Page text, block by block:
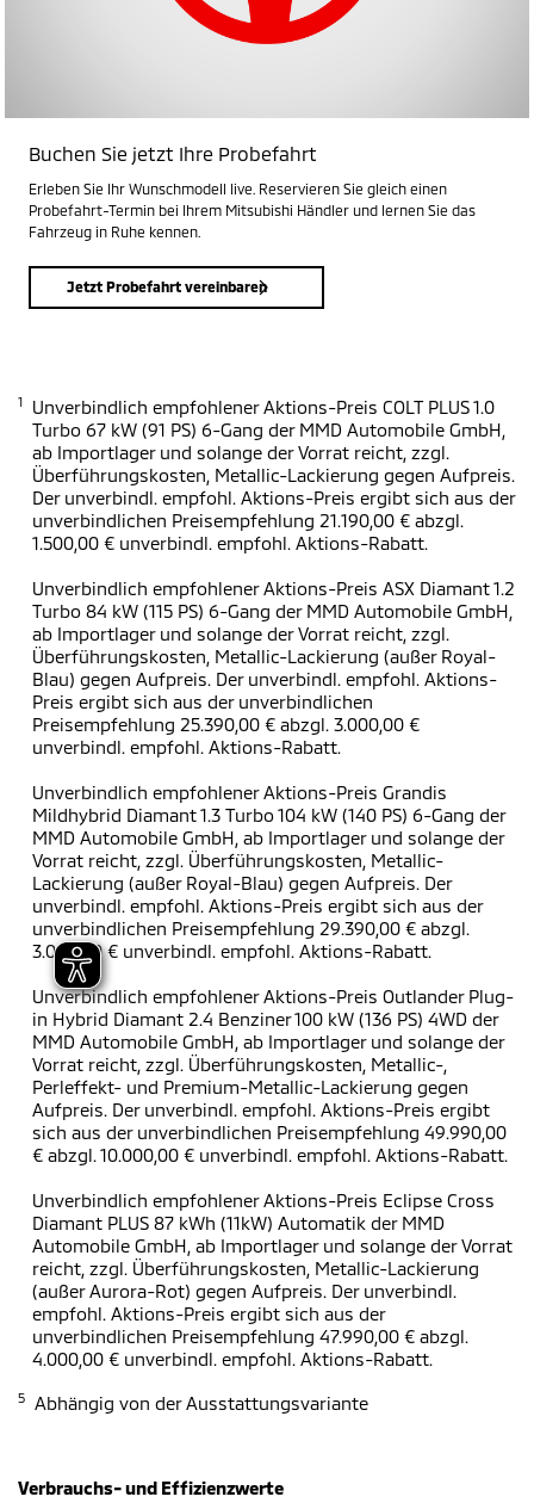
Buchen Sie jetzt Ihre Probefahrt
Erleben Sie Ihr Wunschmodell live. Reservieren Sie gleich einen
Probefahrt-Termin bei Ihrem Mitsubishi Händler und lernen Sie das
Fahrzeug in Ruhe kennen.
Jetzt Probefahrt vereinbaren
1
Unverbindlich empfohlener Aktions-Preis COLT PLUS 1.0
Turbo 67 kW (91 PS) 6-Gang der MMD Automobile GmbH,
ab Importlager und solange der Vorrat reicht, zzgl.
Überführungskosten, Metallic-Lackierung gegen Aufpreis.
Der unverbindl. empfohl. Aktions-Preis ergibt sich aus der
unverbindlichen Preisempfehlung 21.190,00 € abzgl.
1.500,00 € unverbindl. empfohl. Aktions-Rabatt.
Unverbindlich empfohlener Aktions-Preis ASX Diamant 1.2
Turbo 84 kW (115 PS) 6-Gang der MMD Automobile GmbH,
ab Importlager und solange der Vorrat reicht, zzgl.
Überführungskosten, Metallic-Lackierung (außer Royal-
Blau) gegen Aufpreis. Der unverbindl. empfohl. Aktions-
Preis ergibt sich aus der unverbindlichen
Preisempfehlung 25.390,00 € abzgl. 3.000,00 €
unverbindl. empfohl. Aktions-Rabatt.
Unverbindlich empfohlener Aktions-Preis Grandis
Mildhybrid Diamant 1.3 Turbo 104 kW (140 PS) 6-Gang der
MMD Automobile GmbH, ab Importlager und solange der
Vorrat reicht, zzgl. Überführungskosten, Metallic-
Lackierung (außer Royal-Blau) gegen Aufpreis. Der
unverbindl. empfohl. Aktions-Preis ergibt sich aus der
unverbindlichen Preisempfehlung 29.390,00 € abzgl.
3.000,00 € unverbindl. empfohl. Aktions-Rabatt.
Unverbindlich empfohlener Aktions-Preis Outlander Plug-
in Hybrid Diamant 2.4 Benziner 100 kW (136 PS) 4WD der
MMD Automobile GmbH, ab Importlager und solange der
Vorrat reicht, zzgl. Überführungskosten, Metallic-,
Perleffekt- und Premium-Metallic-Lackierung gegen
Aufpreis. Der unverbindl. empfohl. Aktions-Preis ergibt
sich aus der unverbindlichen Preisempfehlung 49.990,00
€ abzgl. 10.000,00 € unverbindl. empfohl. Aktions-Rabatt.
Unverbindlich empfohlener Aktions-Preis Eclipse Cross
Diamant PLUS 87 kWh (11kW) Automatik der MMD
Automobile GmbH, ab Importlager und solange der Vorrat
reicht, zzgl. Überführungskosten, Metallic-Lackierung
(außer Aurora-Rot) gegen Aufpreis. Der unverbindl.
empfohl. Aktions-Preis ergibt sich aus der
unverbindlichen Preisempfehlung 47.990,00 € abzgl.
4.000,00 € unverbindl. empfohl. Aktions-Rabatt.
5 Abhängig von der Ausstattungsvariante
Verbrauchs- und Effizienzwerte